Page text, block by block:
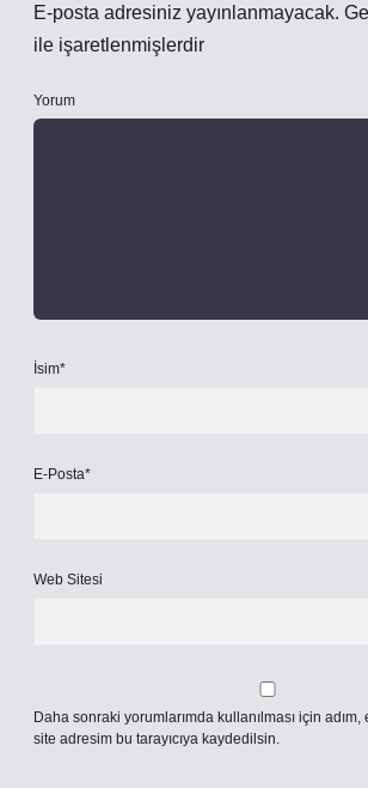
E-posta adresiniz yayınlanmayacak.
ile işaretlenmişlerdir
Yorum
İsim*
E-Posta*
Web Sitesi
Daha sonraki yorumlarımda kullanılması için
site adresim bu tarayıcıya kaydedilsin.